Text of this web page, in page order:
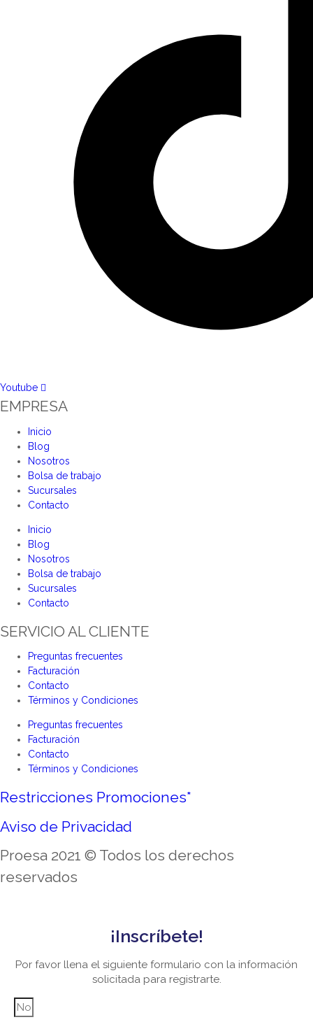
Youtube
EMPRESA
Inicio
Blog
Nosotros
Bolsa de trabajo
Sucursales
Contacto
Inicio
Blog
Nosotros
Bolsa de trabajo
Sucursales
Contacto
SERVICIO AL CLIENTE
Preguntas frecuentes
Facturación
Contacto
Términos y Condiciones
Preguntas frecuentes
Facturación
Contacto
Términos y Condiciones
Restricciones Promociones*
Aviso de Privacidad
Proesa 2021 © Todos los derechos
reservados
¡Inscríbete!
Por favor llena el siguiente formulario con la información
solicitada para registrarte.